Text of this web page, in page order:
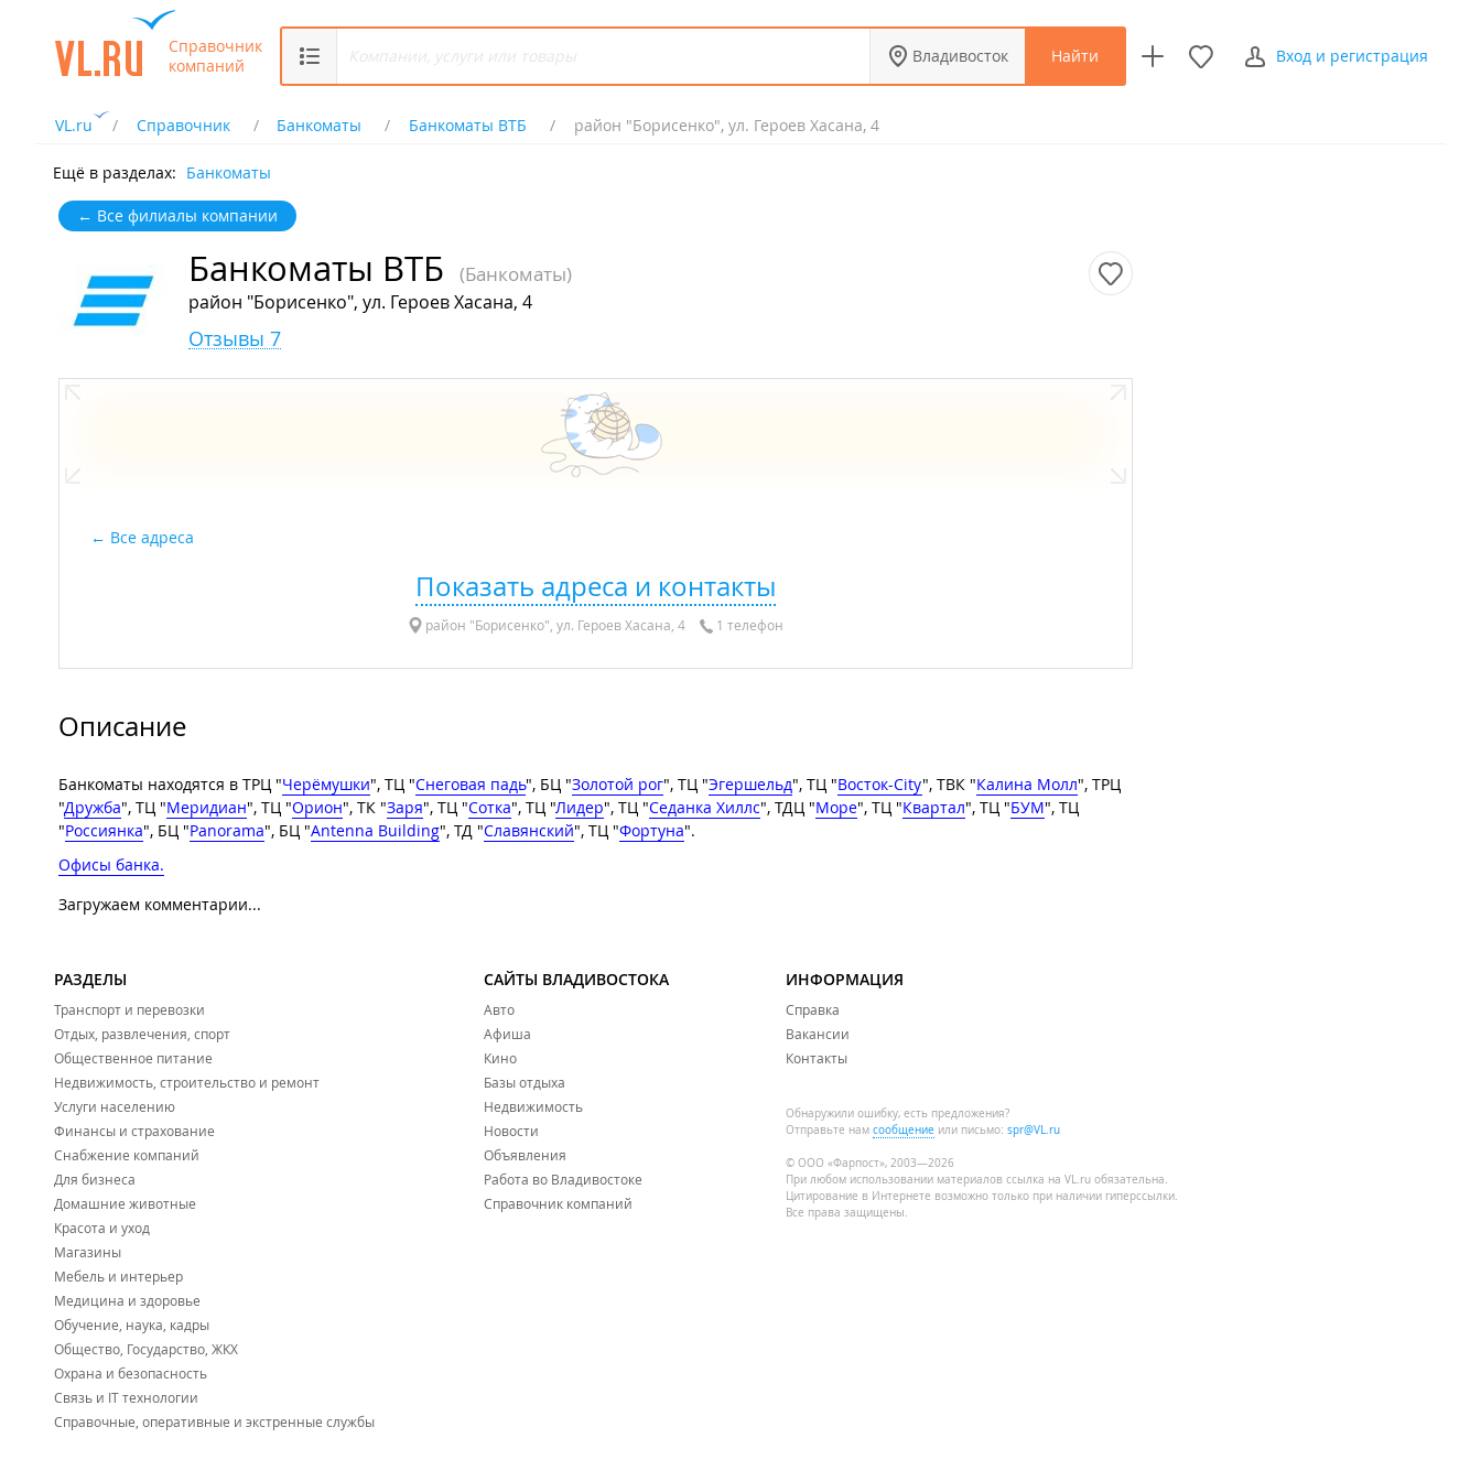
Справочник
компаний
Владивосток Найти Вход и регистрация
VL.ru Справочник Банкоматы Банкоматы ВТБ район "Борисенко", ул. Героев Хасана, 4
Ещё в разделах: Банкоматы
← Все филиалы компании
Банкоматы ВТБ (Банкоматы)
район "Борисенко", ул. Героев Хасана, 4
Отзывы 7
Все адреса
Показать адреса и контакты
район "Борисенко", ул. Героев Хасана, 4 1 телефон
Описание
Банкоматы находятся в ТРЦ "Черёмушки", ТЦ "Снеговая падь", БЦ "Золотой рог", ТЦ "Эгершельд", ТЦ "Восток-City", ТВК "Калина Молл", ТРЦ
"Дружба", ТЦ "Меридиан", ТЦ "Орион", ТК "Заря", ТЦ "Сотка", ТЦ "Лидер", ТЦ "Седанка Хиллс", ТДЦ "Море", ТЦ "Квартал", ТЦ "БУМ", ТЦ
"Россиянка", БЦ "Panorama", БЦ "Antenna Building", ТД "Славянский", ТЦ "Фортуна".
Офисы банка.
Загружаем комментарии...
РАЗДЕЛЫ
Транспорт и перевозки
Отдых, развлечения, спорт
Общественное питание
Недвижимость, строительство и ремонт
Услуги населению
Финансы и страхование
Снабжение компаний
Для бизнеса
Домашние животные
Красота и уход
Магазины
Мебель и интерьер
Медицина и здоровье
Обучение, наука, кадры
Общество, Государство, ЖКХ
Охрана и безопасность
Связь и IT технологии
Справочные, оперативные и экстренные службы
САЙТЫ ВЛАДИВОСТОКА
Авто
Афиша
Кино
Базы отдыха
Недвижимость
Новости
Объявления
Работа во Владивостоке
Справочник компаний
ИНФОРМАЦИЯ
Справка
Вакансии
Контакты
Обнаружили ошибку, есть предложения?
Отправьте нам сообщение или письмо: spr@VL.ru
© ООО «Фарпост», 2003—2026
При любом использовании материалов ссылка на VL.ru обязательна.
Цитирование в Интернете возможно только при наличии гиперссылки.
Все права защищены.